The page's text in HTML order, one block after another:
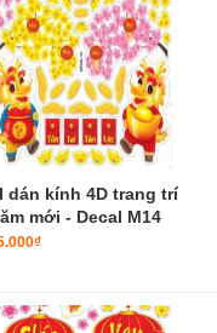
dán kính 4D trang trí
mới - Decal M14